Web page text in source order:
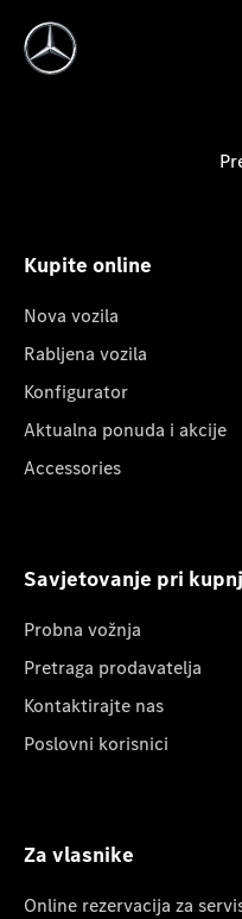
Kupite online
Nova vozila
Rabljena vozila
Konfigurator
Aktualna ponuda i akcije
Accessories
Savjetovanje pri
Probna vožnja
Pretraga prodavatelja
Kontaktirajte nas
Poslovni korisnici
Za vlasnike
Online rezervacija za